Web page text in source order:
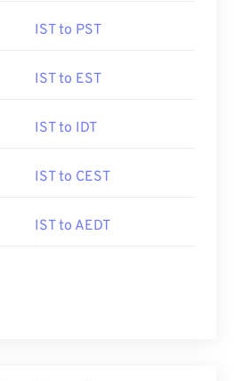
IST to PST
IST to EST
IST to IDT
IST to CEST
IST to AEDT